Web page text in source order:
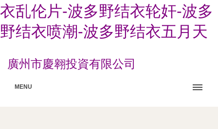
衣乱伦片-波多野结衣轮奸-波多
野结衣喷潮-波多野结衣五月天
廣州市慶翱投資有限公司
MENU